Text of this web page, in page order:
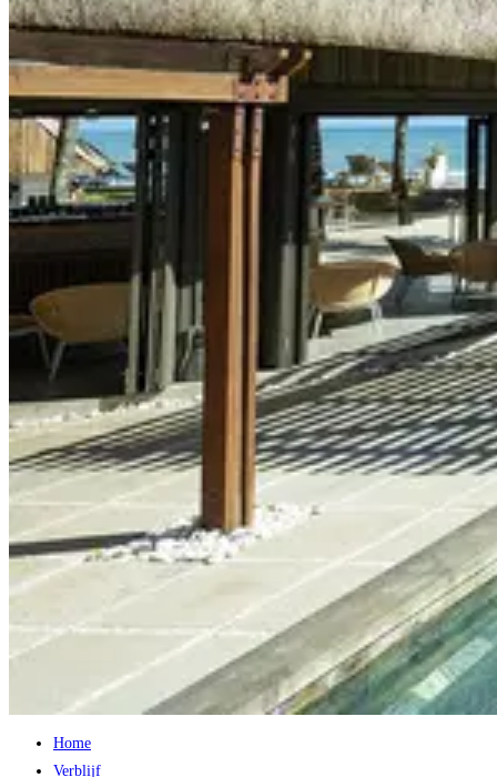
Home
Verblijf